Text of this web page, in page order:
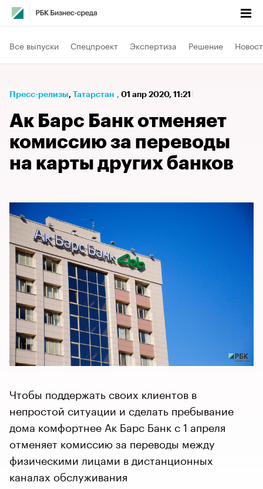
Все выпуски Спецпроект Экспертиза Решение
Пресс-релизы⁠, Татарстан , 01 апр 2020, 11:21
Ак Барс Банк отменяет
комиссию за переводы
на карты других банков
Чтобы поддержать своих клиентов в
непростой ситуации и сделать пребывание
дома комфортнее Ак Барс Банк с 1 апреля
отменяет комиссию за переводы между
физическими лицами в дистанционных
каналах обслуживания